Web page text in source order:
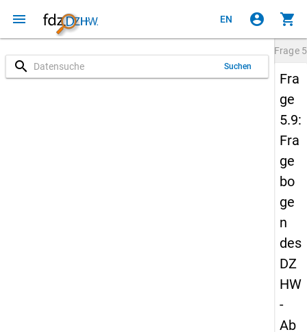
menu EN account_circle shopping_cart
search Suchen
Frage
Fra
ge
5.9:
Fra
ge
bo
ge
n
des
DZ
HW
-
Ab